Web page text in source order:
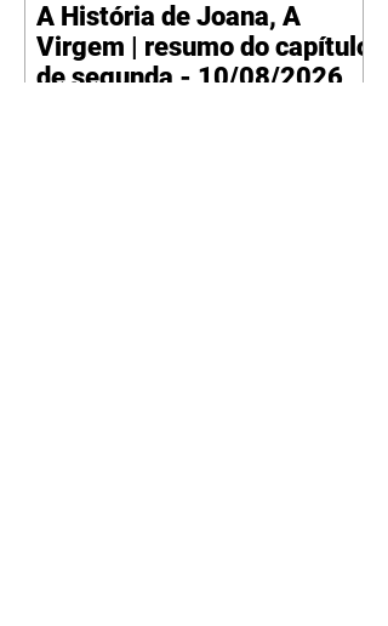
Rafael. Isabela e Rafael garantem
a Júlia que já está tudo pronto
para o casamento q
A História de Joana, A
Virgem | resumo do capítulo
de segunda - 10/08/2026